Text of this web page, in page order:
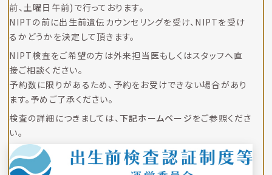
前、土曜日午前)で行っております。
NIPTの前に出生前遺伝カウンセリングを受け、NIPTを受け
るかどうかを決定して頂きます。
NIPT検査をご希望の方は外来担当医もしくはスタッフへ直
接ご相談ください。
予約数に限りがあるため、予約をお受けできない場合があり
ます。予めご了承ください。
検査の詳細につきましては、 下記ホームページをご参照くださ
い。